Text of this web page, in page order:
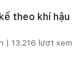
theo khí hậu
| 13.216 lượt xem